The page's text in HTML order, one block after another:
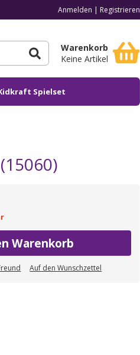
Anmelden | Registrieren
Warenkorb
Keine Artikel
Spielset
Warenkorb
Auf den Wunschzettel